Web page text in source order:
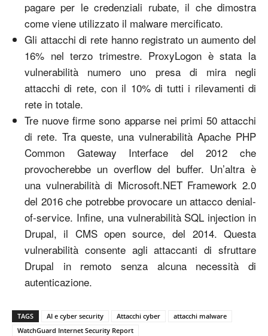
pagare per le credenziali rubate, il che dimostra
come viene utilizzato il malware mercificato.
Gli attacchi di rete hanno registrato un aumento del
16% nel terzo trimestre. ProxyLogon è stata la
vulnerabilità numero uno presa di mira negli
attacchi di rete, con il 10% di tutti i rilevamenti di
rete in totale.
Tre nuove firme sono apparse nei primi 50 attacchi
di rete. Tra queste, una vulnerabilità Apache PHP
Common Gateway Interface del 2012 che
provocherebbe un overflow del buffer. Un’altra è
una vulnerabilità di Microsoft.NET Framework 2.0
del 2016 che potrebbe provocare un attacco denial-
of-service. Infine, una vulnerabilità SQL injection in
Drupal, il CMS open source, del 2014. Questa
vulnerabilità consente agli attaccanti di sfruttare
Drupal in remoto senza alcuna necessità di
autenticazione.
TAGS AI e cyber security Attacchi cyber
attacchi malware
WatchGuard Internet Security Report